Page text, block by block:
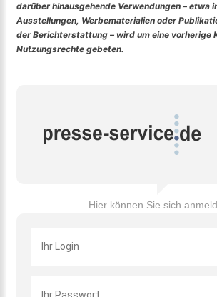
darüber hinausgehende Verwendungen – etwa
Ausstellungen, Werbematerialien oder
der Berichterstattung – wird um eine vorherige
Nutzungsrechte gebeten.
Hier können Sie sich